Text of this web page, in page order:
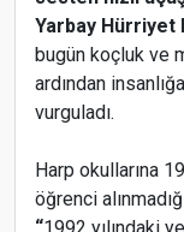
Yarbay Hürriyet
bugün koçluk ve
ardından
vurguladı.
Harp okullarına
öğrenci